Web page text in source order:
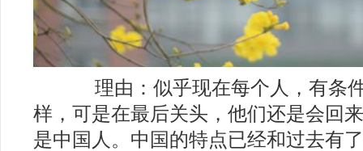
理由：似乎现在每个人，有条
样，可是在最后关头，他们还是会回
是中国人。中国的特点已经和过去有